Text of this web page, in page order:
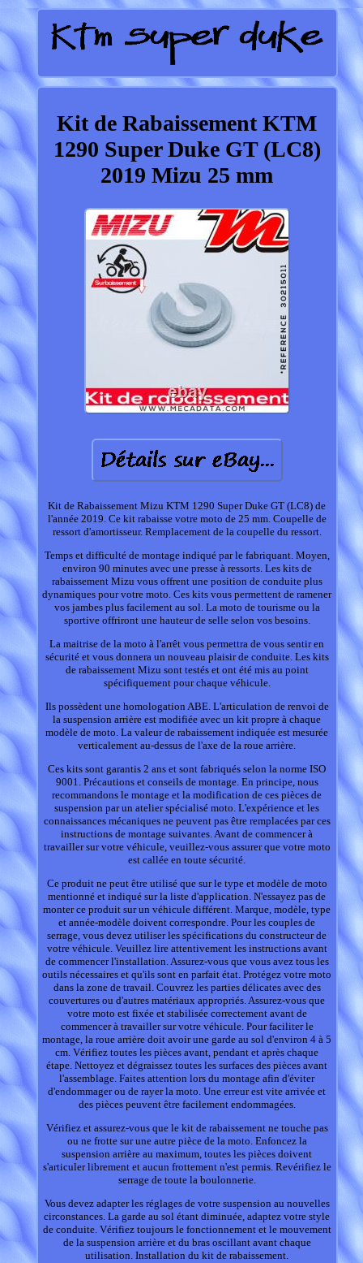
Kit de Rabaissement KTM
1290 Super Duke GT (LC8)
2019 Mizu 25 mm
Kit de Rabaissement Mizu KTM 1290 Super Duke GT (LC8) de
l'année 2019. Ce kit rabaisse votre moto de 25 mm. Coupelle de
ressort d'amortisseur. Remplacement de la coupelle du ressort.
Temps et difficulté de montage indiqué par le fabriquant. Moyen,
environ 90 minutes avec une presse à ressorts. Les kits de
rabaissement Mizu vous offrent une position de conduite plus
dynamiques pour votre moto. Ces kits vous permettent de ramener
vos jambes plus facilement au sol. La moto de tourisme ou la
sportive offriront une hauteur de selle selon vos besoins.
La maitrise de la moto à l'arrêt vous permettra de vous sentir en
sécurité et vous donnera un nouveau plaisir de conduite. Les kits
de rabaissement Mizu sont testés et ont été mis au point
spécifiquement pour chaque véhicule.
Ils possèdent une homologation ABE. L'articulation de renvoi de
la suspension arrière est modifiée avec un kit propre à chaque
modèle de moto. La valeur de rabaissement indiquée est mesurée
verticalement au-dessus de l'axe de la roue arrière.
Ces kits sont garantis 2 ans et sont fabriqués selon la norme ISO
9001. Précautions et conseils de montage. En principe, nous
recommandons le montage et la modification de ces pièces de
suspension par un atelier spécialisé moto. L'expérience et les
connaissances mécaniques ne peuvent pas être remplacées par ces
instructions de montage suivantes. Avant de commencer à
travailler sur votre véhicule, veuillez-vous assurer que votre moto
est callée en toute sécurité.
Ce produit ne peut être utilisé que sur le type et modèle de moto
mentionné et indiqué sur la liste d'application. N'essayez pas de
monter ce produit sur un véhicule différent. Marque, modèle, type
et année-modèle doivent correspondre. Pour les couples de
serrage, vous devez utiliser les spécifications du constructeur de
votre véhicule. Veuillez lire attentivement les instructions avant
de commencer l'installation. Assurez-vous que vous avez tous les
outils nécessaires et qu'ils sont en parfait état. Protégez votre moto
dans la zone de travail. Couvrez les parties délicates avec des
couvertures ou d'autres matériaux appropriés. Assurez-vous que
votre moto est fixée et stabilisée correctement avant de
commencer à travailler sur votre véhicule. Pour faciliter le
montage, la roue arrière doit avoir une garde au sol d'environ 4 à 5
cm. Vérifiez toutes les pièces avant, pendant et après chaque
étape. Nettoyez et dégraissez toutes les surfaces des pièces avant
l'assemblage. Faites attention lors du montage afin d'éviter
d'endommager ou de rayer la moto. Une erreur est vite arrivée et
des pièces peuvent être facilement endommagées.
Vérifiez et assurez-vous que le kit de rabaissement ne touche pas
ou ne frotte sur une autre pièce de la moto. Enfoncez la
suspension arrière au maximum, toutes les pièces doivent
s'articuler librement et aucun frottement n'est permis. Revérifiez le
serrage de toute la boulonnerie.
Vous devez adapter les réglages de votre suspension au nouvelles
circonstances. La garde au sol étant diminuée, adaptez votre style
de conduite. Vérifiez toujours le fonctionnement et le mouvement
de la suspension arrière et du bras oscillant avant chaque
utilisation. Installation du kit de rabaissement.